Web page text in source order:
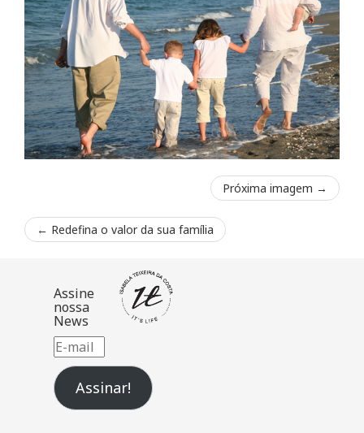
Próxima imagem →
← Redefina o valor da sua família
Assine
nossa
News
E-
mail
Assinar!